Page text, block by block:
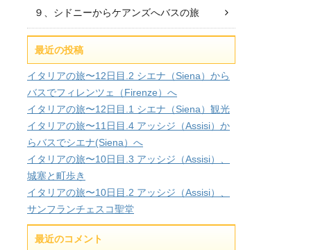
９、シドニーからケアンズへバスの旅
最近の投稿
イタリアの旅〜12日目.2 シエナ（Siena）から
バスでフィレンツェ（Firenze）へ
イタリアの旅〜12日目.1 シエナ（Siena）観光
イタリアの旅〜11日目.4 アッシジ（Assisi）か
らバスでシエナ(Siena）へ
イタリアの旅〜10日目.3 アッシジ（Assisi）、
城塞と町歩き
イタリアの旅〜10日目.2 アッシジ（Assisi）、
サンフランチェスコ聖堂
最近のコメント